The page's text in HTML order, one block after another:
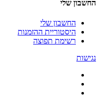
החשבון שלי
החשבון שלי
היסטוריית ההזמנות
רשימת תפוצה
נגישות